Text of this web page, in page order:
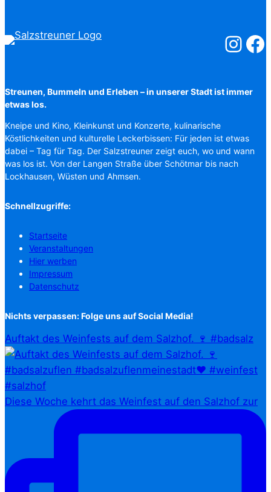
Streunen, Bummeln und Erleben – in unserer Stadt ist immer
etwas los.
Kneipe und Kino, Kleinkunst und Konzerte, kulinarische
Köstlichkeiten und kulturelle Leckerbissen: Für jeden ist etwas
dabei – Tag für Tag. Der Salzstreuner zeigt euch, wo und wann
was los ist. Von der Langen Straße über Schötmar bis nach
Lockhausen, Wüsten und Ahmsen.
Schnellzugriffe:
Startseite
Veranstaltungen
Hier werben
Impressum
Datenschutz
Nichts verpassen: Folge uns auf Social Media!
Auftakt des Weinfests auf dem Salzhof. 🍷 #badsalz
Diese Woche kehrt das Weinfest auf den Salzhof zur